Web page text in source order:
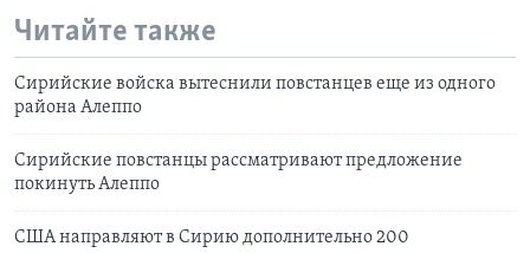
Читайте также
Сирийские войска вытеснили повстанцев еще из одного
района Алеппо
Сирийские повстанцы рассматривают предложение
покинуть Алеппо
США направляют в Сирию дополнительно 200